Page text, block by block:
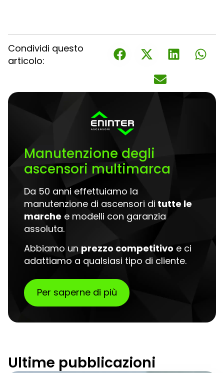
Condividi questo
articolo:
Manutenzione degli
ascensori multimarca
Da 50 anni effettuiamo la
manutenzione di ascensori di tutte le
marche e modelli con garanzia
assoluta.
Abbiamo un prezzo competitivo e ci
adattiamo a qualsiasi tipo di cliente.
Per saperne di più
Ultime pubblicazioni